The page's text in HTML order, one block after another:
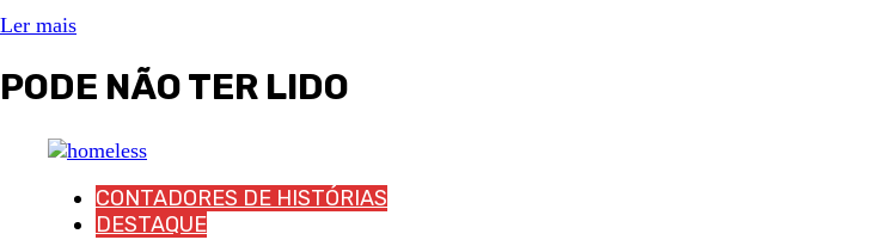
Ler mais
PODE NÃO TER LIDO
CONTADORES DE HISTÓRIAS
DESTAQUE